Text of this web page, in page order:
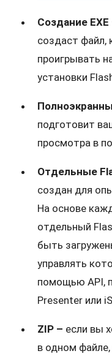
Создание EXE
создаст
проигрывать
установки
подготовит
просмотра в
Отдельные
создан для
На основе
отдельный
быть
управлять
помощью API,
Presenter или
ZIP – если вы
в одном